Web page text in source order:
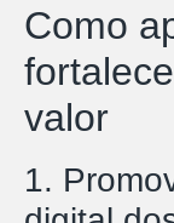
Como
valor
1.